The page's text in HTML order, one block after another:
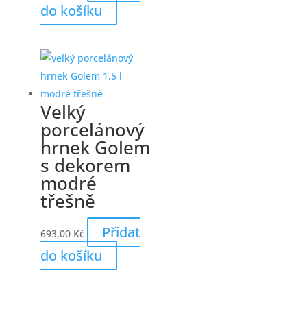
do košíku
Velký
porcelánový
hrnek Golem
s dekorem
modré
třešně
693,00 Kč
Přidat
do košíku